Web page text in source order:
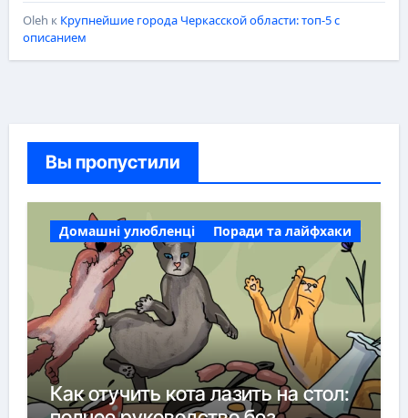
Oleh к Крупнейшие города Черкасской области: топ-5 с
описанием
Вы пропустили
Домашні улюбленці Поради та лайфхаки
Как отучить кота лазить на стол: